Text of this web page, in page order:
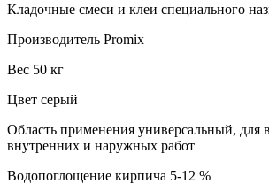
Кладочные смеси и клеи специального
Производитель Promix
Вес 50 кг
Цвет серый
Область применения универсальный, для
внутренних и наружных работ
Водопоглощение кирпича 5-12 %